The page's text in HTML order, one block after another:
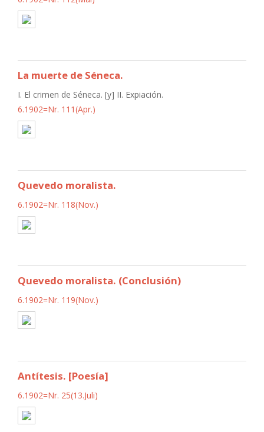
La muerte de Séneca.
I. El crimen de Séneca. [y] II. Expiación.
6.1902=Nr. 111(Apr.)
Quevedo moralista.
6.1902=Nr. 118(Nov.)
Quevedo moralista. (Conclusión)
6.1902=Nr. 119(Nov.)
Antítesis. [Poesía]
6.1902=Nr. 25(13.Juli)